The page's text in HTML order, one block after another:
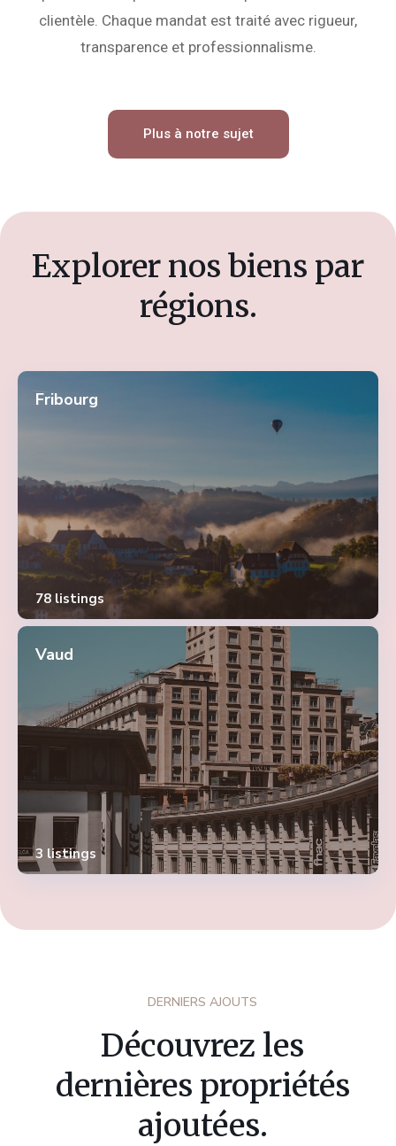
clientèle. Chaque mandat est traité avec rigueur,
transparence et professionnalisme.
Plus à notre sujet
Explorer nos biens par
régions.
Fribourg
78 listings
Vaud
3 listings
DERNIERS AJOUTS
Découvrez les
dernières propriétés
ajoutées.